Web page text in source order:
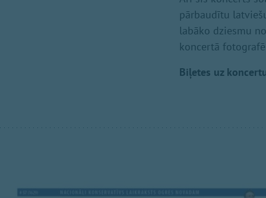
pārbaudītu
labāko dziesmu
koncertā
Biļetes uz